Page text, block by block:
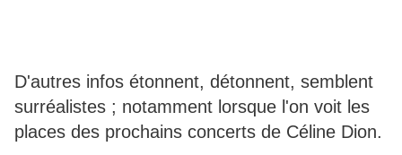
D'autres infos étonnent, détonnent, semblent
surréalistes ; notamment lorsque l'on voit les
places des prochains concerts de Céline Dion.